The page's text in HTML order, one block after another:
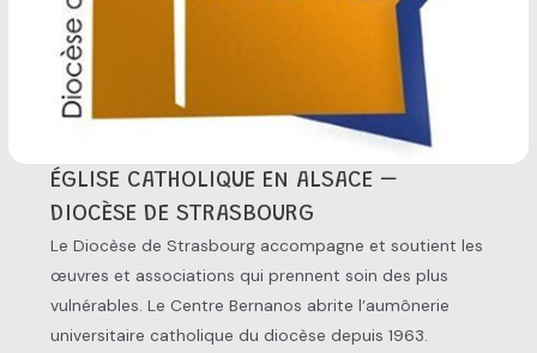
ÉGLISE CATHOLIQUE EN ALSACE –
DIOCÈSE DE STRASBOURG
Le Diocèse de Strasbourg accompagne et soutient les
œuvres et associations qui prennent soin des plus
vulnérables. Le Centre Bernanos abrite l’aumônerie
universitaire catholique du diocèse depuis 1963.